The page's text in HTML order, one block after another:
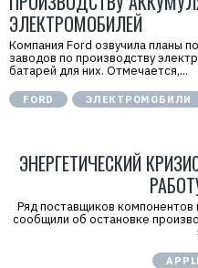
ЭЛЕКТРОМОБИЛЕЙ
Компания Ford озвучила планы
заводов по производству
батарей для них. Отмечается,...
FORD ЭЛЕКТРОМОБИЛИ
ЭНЕРГЕТИЧЕСКИЙ
Ряд поставщиков компонентов
сообщили об остановке